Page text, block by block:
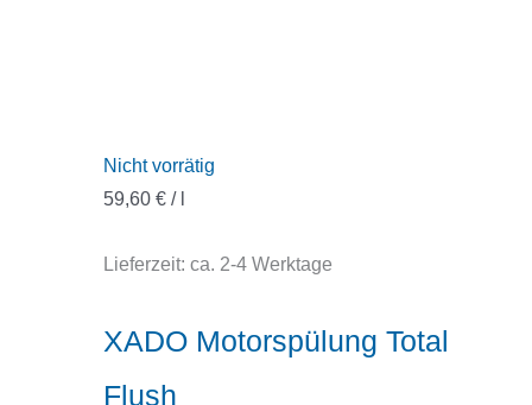
Nicht vorrätig
59,60 €/
Lieferzeit: ca. 2-4 Werktage
XADO Motorspülung Total
Flush